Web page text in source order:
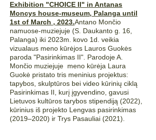
Exhibition "CHOICE II" in Antanas
Moncys house-museum, Palanga until
1st of March , 2023.Antano Mončio
namuose-muziejuje (S. Daukanto g. 16,
Palanga) iki 2023m. kovo 1d. veikia
vizualaus meno kūrėjos Lauros Guokės
paroda "Pasirinkimas II". Parodoje A.
Mončio muziejuje meno kūrėja Laura
Guokė pristato tris meninius projektus:
tapybos, skulptūros bei video kūrinių ciklą
Pasirinkimas II, kurį įgyvendino, gavusi
Lietuvos kultūros tarybos stipendiją (2022),
kūrinius iš projekto Lengvas pasirinkimas
(2019–2020) ir Trys Pasauliai (2021).